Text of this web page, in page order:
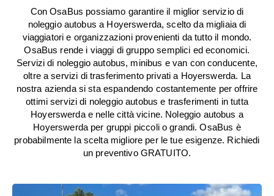
Con OsaBus possiamo garantire il miglior servizio di
noleggio autobus a Hoyerswerda, scelto da migliaia di
viaggiatori e organizzazioni provenienti da tutto il mondo.
OsaBus rende i viaggi di gruppo semplici ed economici.
Servizi di noleggio autobus, minibus e van con conducente,
oltre a servizi di trasferimento privati a Hoyerswerda. La
nostra azienda si sta espandendo costantemente per offrire
ottimi servizi di noleggio autobus e trasferimenti in tutta
Hoyerswerda e nelle città vicine. Noleggio autobus a
Hoyerswerda per gruppi piccoli o grandi. OsaBus è
probabilmente la scelta migliore per le tue esigenze. Richiedi
un preventivo GRATUITO.